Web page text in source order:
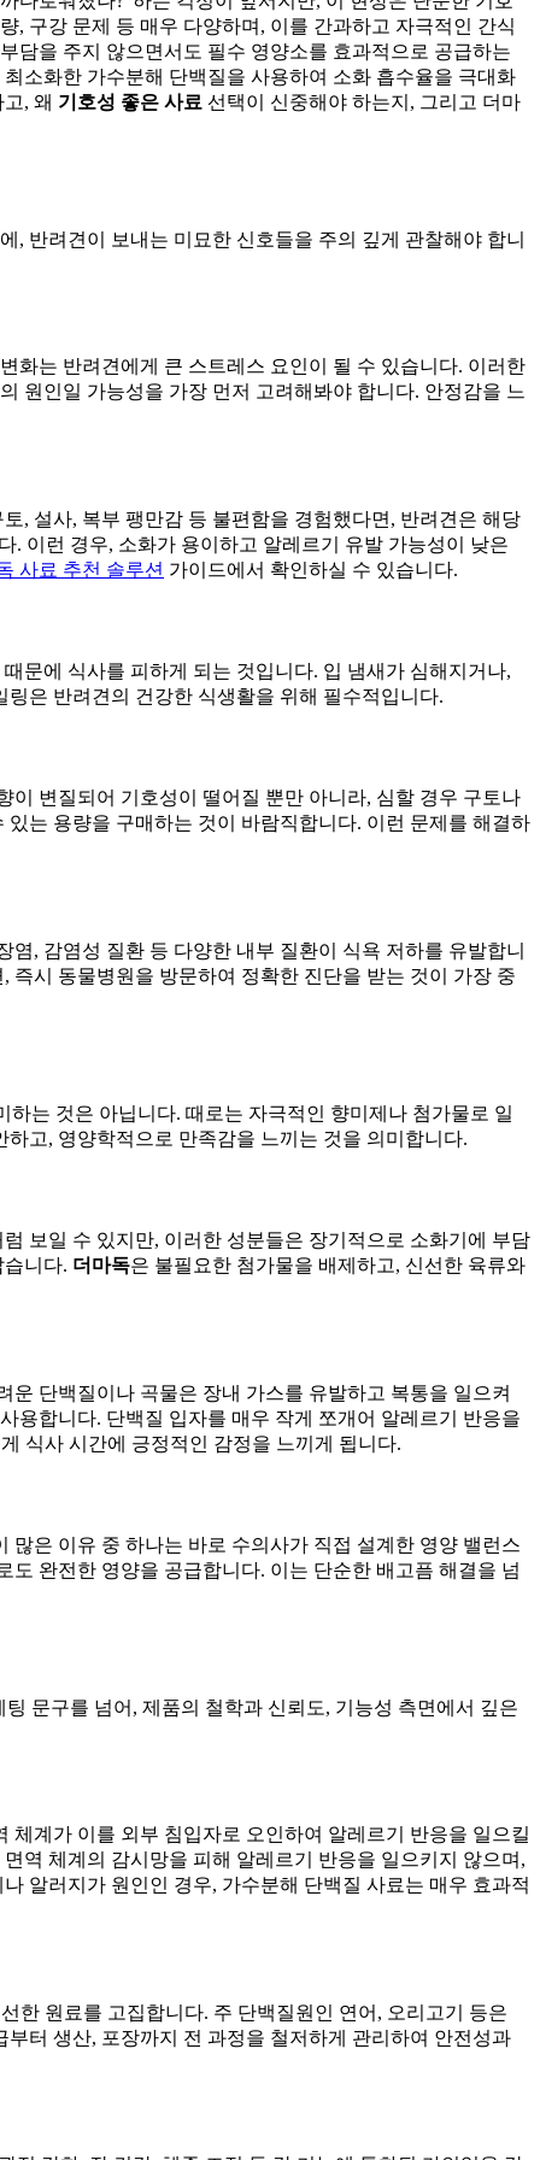
, 구강 문제 등 매우 다양하며, 이를 간과하고 자극적인 간식
담을 주지 않으면서도 필수 영양소를 효과적으로 공급하는
소화한 가수분해 단백질을 사용하여 소화 흡수율을 극대화
, 왜 기호성 좋은 사료 선택이 신중해야 하는지, 그리고 더마
반려견이 보내는 미묘한 신호들을 주의 깊게 관찰해야 합니
화는 반려견에게 큰 스트레스 요인이 될 수 있습니다. 이러한
원인일 가능성을 가장 먼저 고려해봐야 합니다. 안정감을 느
, 설사, 복부 팽만감 등 불편함을 경험했다면, 반려견은 해당
이런 경우, 소화가 용이하고 알레르기 유발 가능성이 낮은
사료 추천 솔루션 가이드에서 확인하실 수 있습니다.
문에 식사를 피하게 되는 것입니다. 입 냄새가 심해지거나,
은 반려견의 건강한 식생활을 위해 필수적입니다.
변질되어 기호성이 떨어질 뿐만 아니라, 심할 경우 구토나
는 용량을 구매하는 것이 바람직합니다. 이런 문제를 해결하
, 감염성 질환 등 다양한 내부 질환이 식욕 저하를 유발합니
시 동물병원을 방문하여 정확한 진단을 받는 것이 가장 중
는 것은 아닙니다. 때로는 자극적인 향미제나 첨가물로 일
고, 영양학적으로 만족감을 느끼는 것을 의미합니다.
보일 수 있지만, 이러한 성분들은 장기적으로 소화기에 부담
니다. 더마독은 불필요한 첨가물을 배제하고, 신선한 육류와
단백질이나 곡물은 장내 가스를 유발하고 복통을 일으켜
용합니다. 단백질 입자를 매우 작게 쪼개어 알레르기 반응을
식사 시간에 긍정적인 감정을 느끼게 됩니다.
많은 이유 중 하나는 바로 수의사가 직접 설계한 영양 밸런스
완전한 영양을 공급합니다. 이는 단순한 배고픔 해결을 넘
문구를 넘어, 제품의 철학과 신뢰도, 기능성 측면에서 깊은
계가 이를 외부 침입자로 오인하여 알레르기 반응을 일으킬
역 체계의 감시망을 피해 알레르기 반응을 일으키지 않으며,
알러지가 원인인 경우, 가수분해 단백질 사료는 매우 효과적
한 원료를 고집합니다. 주 단백질원인 연어, 오리고기 등은
터 생산, 포장까지 전 과정을 철저하게 관리하여 안전성과